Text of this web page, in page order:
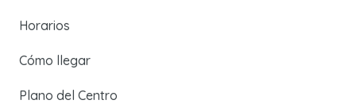
Horarios
Cómo llegar
Plano del Centro